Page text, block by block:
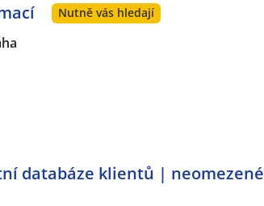
Nutně vás hledají
databáze klientů |